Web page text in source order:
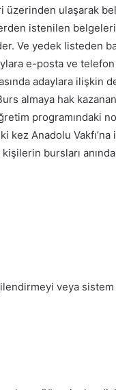
üzerinden ulaşarak
istenilen
Ve yedek listeden
e-posta ve
adaylara
almaya hak
programındaki
kez Anadolu
bursları
veya sistem